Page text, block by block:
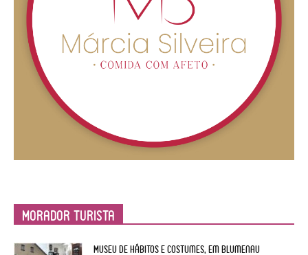
Morador Turista
Museu de Hábitos e Costumes, em Blumenau